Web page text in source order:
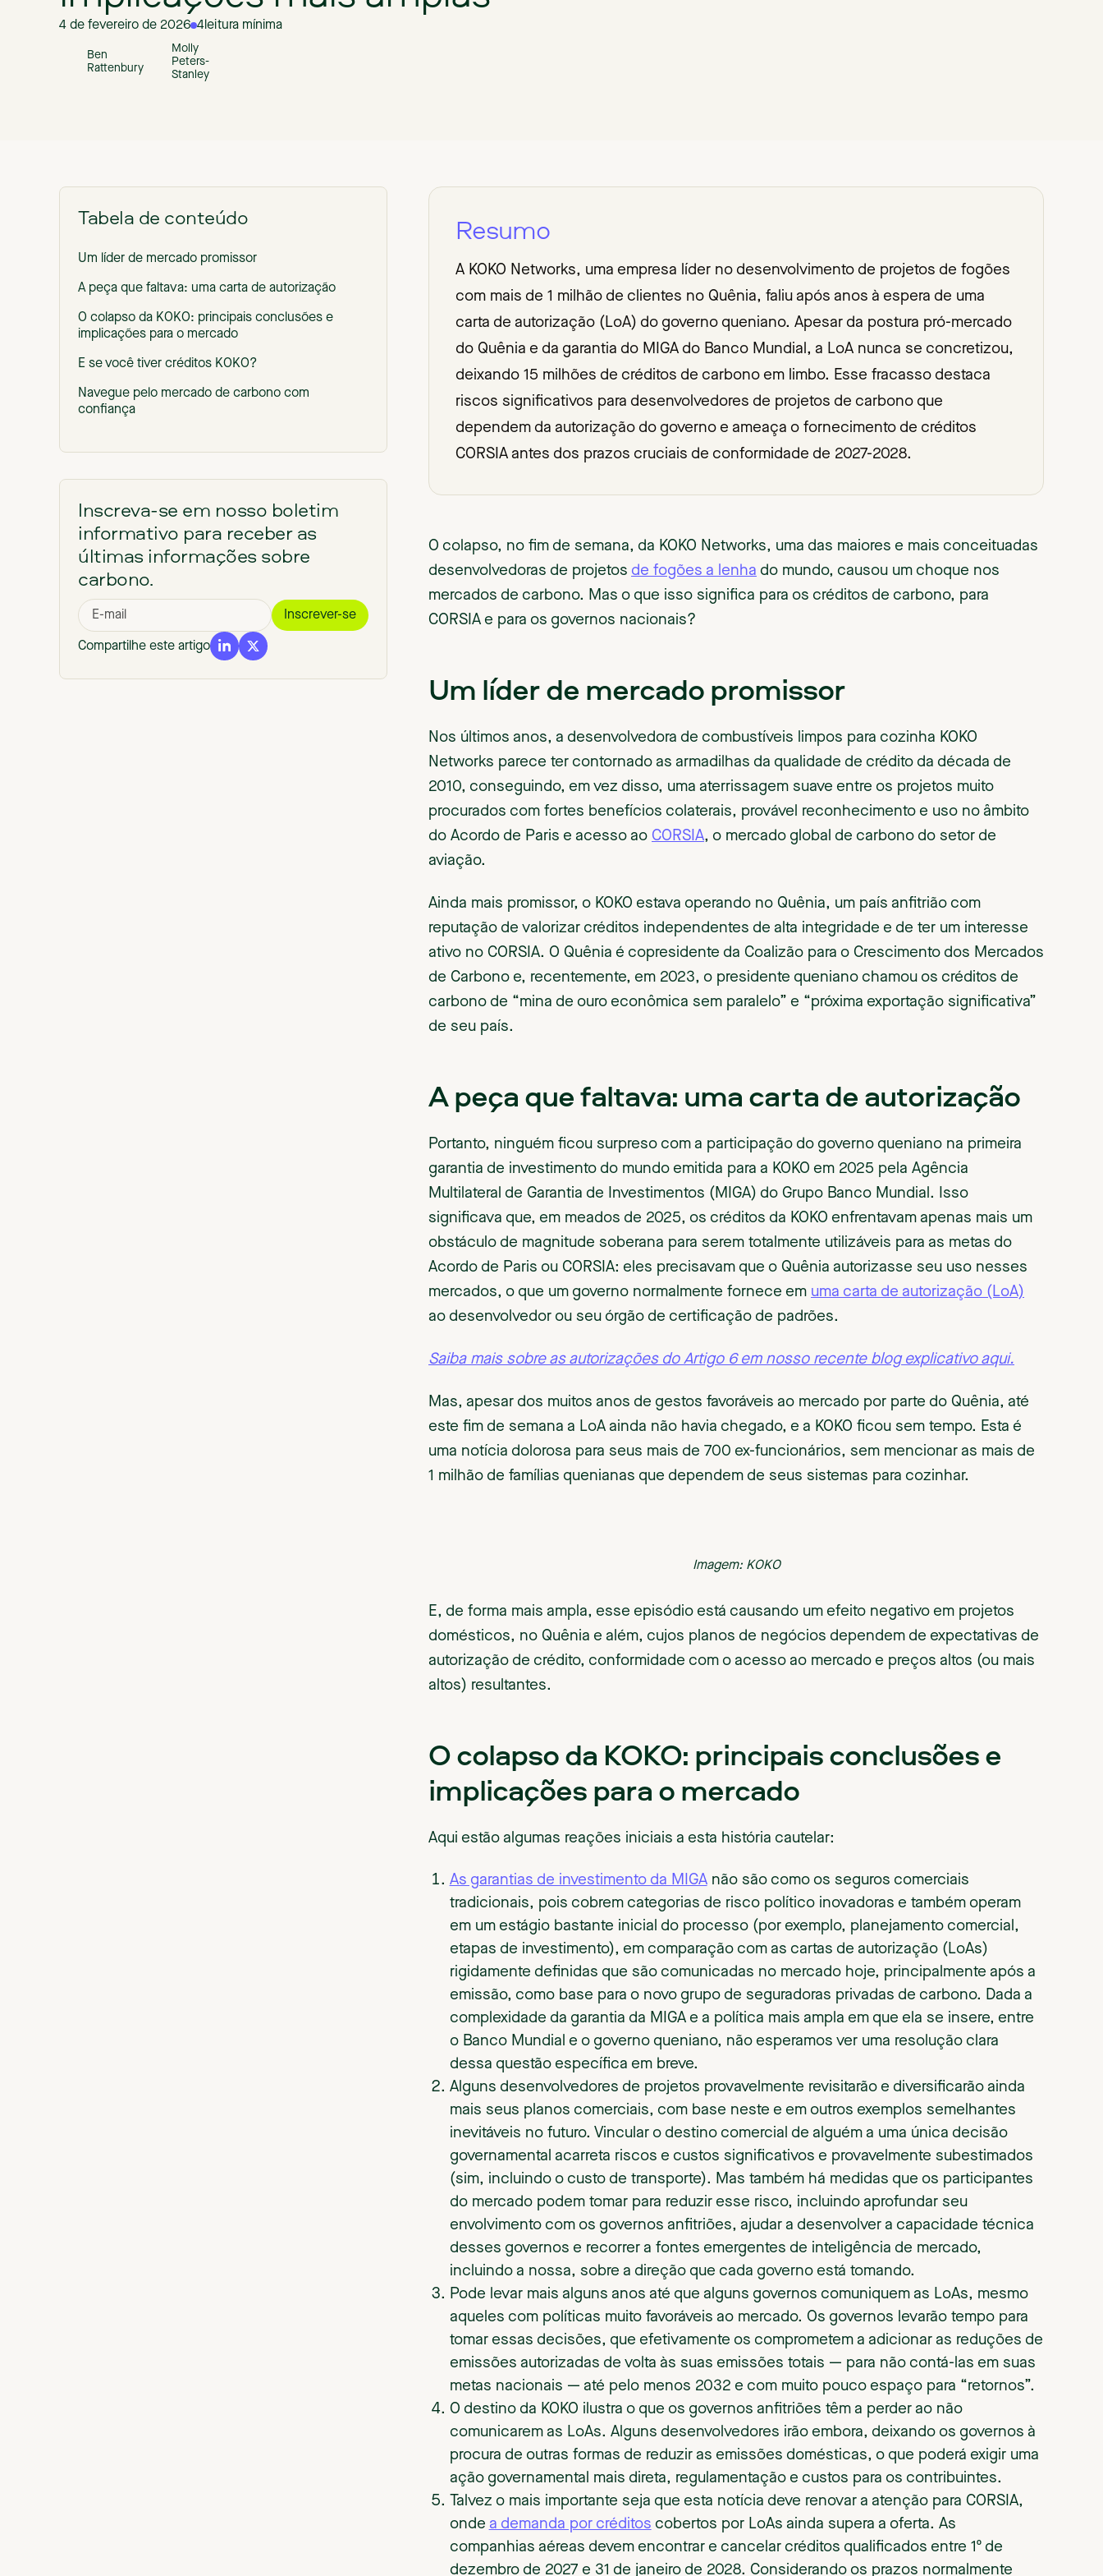
4 de fevereiro de 2026 4leitura mínima
Ben
Rattenbury
Molly
Peters-
Stanley
Tabela de conteúdo
Um líder de mercado promissor
A peça que faltava: uma carta de autorização
O colapso da KOKO: principais conclusões e
implicações para o mercado
E se você tiver créditos KOKO?
Navegue pelo mercado de carbono com
confiança
Inscreva-se em nosso boletim
informativo para receber as
últimas informações sobre
carbono.
Compartilhe este artigo
Resumo
A KOKO Networks, uma empresa líder no desenvolvimento de projetos de fogões
com mais de 1 milhão de clientes no Quênia, faliu após anos à espera de uma
carta de autorização (LoA) do governo queniano. Apesar da postura pró-mercado
do Quênia e da garantia do MIGA do Banco Mundial, a LoA nunca se concretizou,
deixando 15 milhões de créditos de carbono em limbo. Esse fracasso destaca
riscos significativos para desenvolvedores de projetos de carbono que
dependem da autorização do governo e ameaça o fornecimento de créditos
CORSIA antes dos prazos cruciais de conformidade de 2027-2028.
O colapso, no fim de semana, da KOKO Networks, uma das maiores e mais conceituadas
desenvolvedoras de projetos de fogões a lenha do mundo, causou um choque nos
mercados de carbono. Mas o que isso significa para os créditos de carbono, para
CORSIA e para os governos nacionais?
Um líder de mercado promissor
Nos últimos anos, a desenvolvedora de combustíveis limpos para cozinha KOKO
Networks parece ter contornado as armadilhas da qualidade de crédito da década de
2010, conseguindo, em vez disso, uma aterrissagem suave entre os projetos muito
procurados com fortes benefícios colaterais, provável reconhecimento e uso no âmbito
do Acordo de Paris e acesso ao CORSIA, o mercado global de carbono do setor de
aviação.
Ainda mais promissor, o KOKO estava operando no Quênia, um país anfitrião com
reputação de valorizar créditos independentes de alta integridade e de ter um interesse
ativo no CORSIA. O Quênia é copresidente da Coalizão para o Crescimento dos Mercados
de Carbono e, recentemente, em 2023, o presidente queniano chamou os créditos de
carbono de “mina de ouro econômica sem paralelo” e “próxima exportação significativa”
de seu país.
A peça que faltava: uma carta de autorização
Portanto, ninguém ficou surpreso com a participação do governo queniano na primeira
garantia de investimento do mundo emitida para a KOKO em 2025 pela Agência
Multilateral de Garantia de Investimentos (MIGA) do Grupo Banco Mundial. Isso
significava que, em meados de 2025, os créditos da KOKO enfrentavam apenas mais um
obstáculo de magnitude soberana para serem totalmente utilizáveis para as metas do
Acordo de Paris ou CORSIA: eles precisavam que o Quênia autorizasse seu uso nesses
mercados, o que um governo normalmente fornece em uma carta de autorização (LoA)
ao desenvolvedor ou seu órgão de certificação de padrões.
Saiba mais sobre as autorizações do Artigo 6 em nosso recente blog explicativo aqui.
Mas, apesar dos muitos anos de gestos favoráveis ao mercado por parte do Quênia, até
este fim de semana a LoA ainda não havia chegado, e a KOKO ficou sem tempo. Esta é
uma notícia dolorosa para seus mais de 700 ex-funcionários, sem mencionar as mais de
1 milhão de famílias quenianas que dependem de seus sistemas para cozinhar.
Imagem: KOKO
E, de forma mais ampla, esse episódio está causando um efeito negativo em projetos
domésticos, no Quênia e além, cujos planos de negócios dependem de expectativas de
autorização de crédito, conformidade com o acesso ao mercado e preços altos (ou mais
altos) resultantes.
O colapso da KOKO: principais conclusões e
implicações para o mercado
Aqui estão algumas reações iniciais a esta história cautelar:
As garantias de investimento da MIGAnão são como os seguros comerciais
tradicionais, pois cobrem categorias de risco político inovadoras e também operam
em um estágio bastante inicial do processo (por exemplo, planejamento comercial,
etapas de investimento), em comparação com as cartas de autorização (LoAs)
rigidamente definidas que são comunicadas no mercado hoje, principalmente após a
emissão, como base para o novo grupo de seguradoras privadas de carbono. Dada a
complexidade da garantia da MIGA e a política mais ampla em que ela se insere, entre
o Banco Mundial e o governo queniano, não esperamos ver uma resolução clara
dessa questão específica em breve.
Alguns desenvolvedores de projetos provavelmente revisitarão e diversificarão ainda
mais seus planos comerciais, com base neste e em outros exemplos semelhantes
inevitáveis no futuro. Vincular o destino comercial de alguém a uma única decisão
governamental acarreta riscos e custos significativos e provavelmente subestimados
(sim, incluindo o custo de transporte). Mas também há medidas que os participantes
do mercado podem tomar para reduzir esse risco, incluindo aprofundar seu
envolvimento com os governos anfitriões, ajudar a desenvolver a capacidade técnica
desses governos e recorrer a fontes emergentes de inteligência de mercado,
incluindo a nossa, sobre a direção que cada governo está tomando.
Pode levar mais alguns anos até que alguns governos comuniquem as LoAs, mesmo
aqueles com políticas muito favoráveis ao mercado. Os governos levarão tempo para
tomar essas decisões, que efetivamente os comprometem a adicionar as reduções de
emissões autorizadas de volta às suas emissões totais — para não contá-las em suas
metas nacionais — até pelo menos 2032 e com muito pouco espaço para “retornos”.
O destino da KOKO ilustra o que os governos anfitriões têm a perder ao não
comunicarem as LoAs. Alguns desenvolvedores irão embora, deixando os governos à
procura de outras formas de reduzir as emissões domésticas, o que poderá exigir uma
ação governamental mais direta, regulamentação e custos para os contribuintes.
Talvez o mais importante seja que esta notícia deve renovar a atenção para CORSIA,
onde a demanda por créditos cobertos por LoAs ainda supera a oferta. As
companhias aéreas devem encontrar e cancelar créditos qualificados entre 1º de
dezembro de 2027 e 31 de janeiro de 2028. Considerando os prazos normalmente